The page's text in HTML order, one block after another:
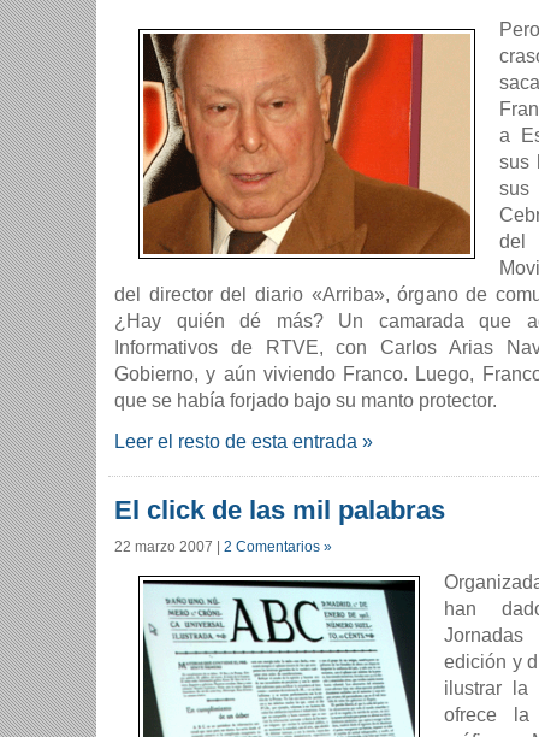
a
sus
del
del director del diario «Arriba», órgano de
¿Hay quién dé más? Un camarada que
Informativos de RTVE, con Carlos Arias
Gobierno, y aún viviendo Franco. Luego,
que se habí­a forjado bajo su manto protector.
Leer el resto de esta entrada »
El click de las mil palabras
22 marzo 2007 2 Comentarios »
han
edición y
ilustrar la
ofrece